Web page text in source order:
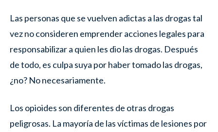
Las personas que se vuelven adictas a las drogas tal
vez no consideren emprender acciones legales para
responsabilizar a quien les dio las drogas. Después
de todo, es culpa suya por haber tomado las drogas,
¿no? No necesariamente.
Los opioides son diferentes de otras drogas
peligrosas. La mayoría de las víctimas de lesiones por